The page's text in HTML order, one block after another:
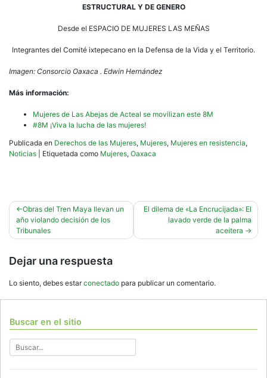
ESTRUCTURAL Y DE GENERO
Desde el ESPACIO DE MUJERES LAS MEÑAS
Integrantes del Comité ixtepecano en la Defensa de la Vida y el Territorio.
Imagen: Consorcio Oaxaca . Edwin Hernández
Más información:
Mujeres de Las Abejas de Acteal se movilizan este 8M
#8M ¡Viva la lucha de las mujeres!
Publicada en Derechos de las Mujeres, Mujeres, Mujeres en resistencia,
Noticias
Etiquetada como Mujeres, Oaxaca
Navegación
de
entradas
Obras del Tren Maya llevan un
año violando decisión de los
Tribunales
El dilema de «La Encrucijada»: El
lavado verde de la palma
aceitera
Dejar una respuesta
Lo siento, debes estarconectado para publicar un comentario.
Buscar en el sitio